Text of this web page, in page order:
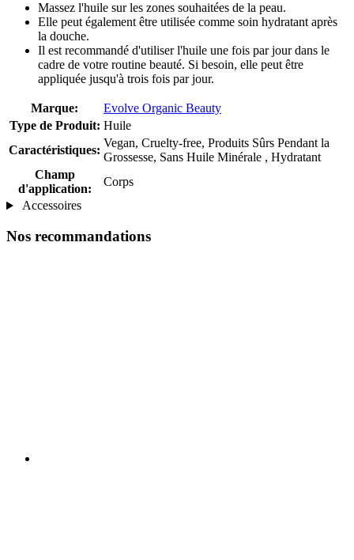
Massez l'huile sur les zones souhaitées de la peau.
Elle peut également être utilisée comme soin hydratant après
la douche.
Il est recommandé d'utiliser l'huile une fois par jour dans le
cadre de votre routine beauté. Si besoin, elle peut être
appliquée jusqu'à trois fois par jour.
Marque:
Evolve Organic Beauty
Type de Produit: Huile
Caractéristiques:
Vegan, Cruelty-free, Produits Sûrs Pendant la
Grossesse, Sans Huile Minérale , Hydratant
Champ
d'application:
Corps
Accessoires
Nos recommandations